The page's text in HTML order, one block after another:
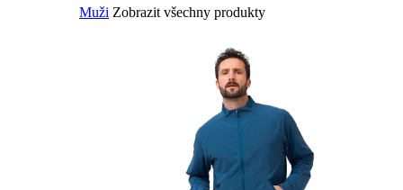
Muži Zobrazit všechny produkty